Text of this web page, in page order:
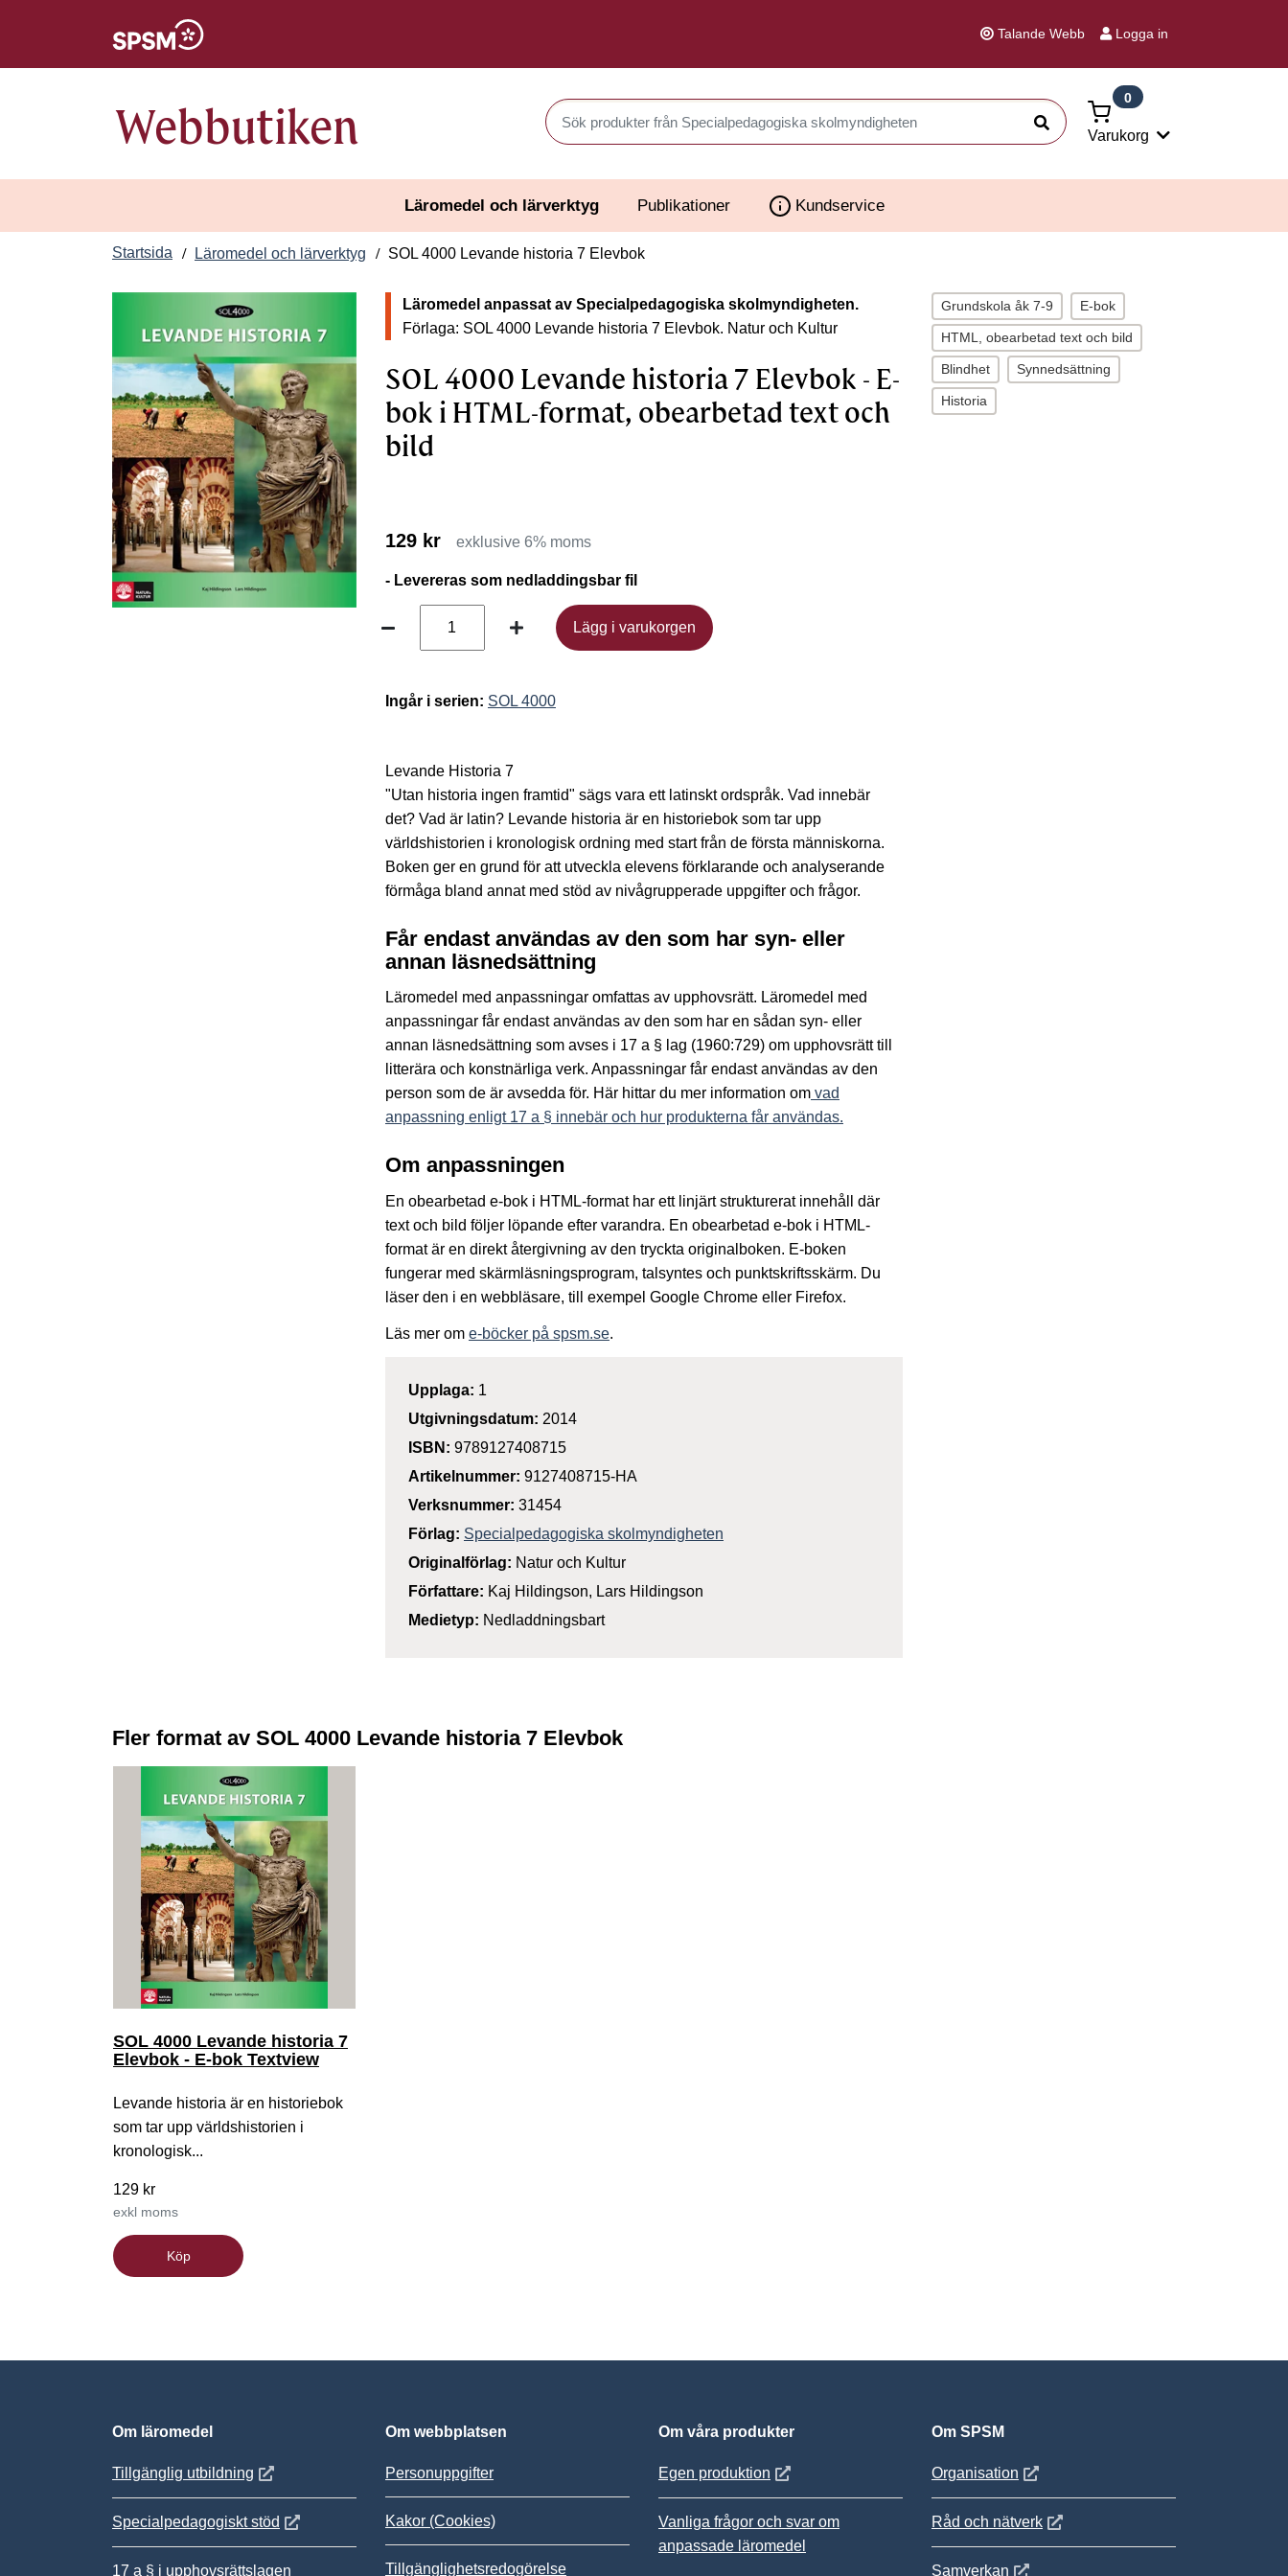
Talande Webb Logga in
Webbutiken Sök produkter i Webbutiken
Sök
Varukorg
0
Läromedel och lärverktyg Publikationer Kundservice
Startsida Läromedel och lärverktyg SOL 4000 Levande historia 7 Elevbok
Läromedel anpassat av Specialpedagogiska skolmyndigheten.
Förlaga: SOL 4000 Levande historia 7 Elevbok. Natur och Kultur
SOL 4000 Levande historia 7 Elevbok - E-
bok i HTML-format, obearbetad text och
bild
129 kr exklusive 6% moms
- Levereras som nedladdingsbar fil
Lägg i varukorgen
Lägg i varukorgen
Ingår i serien: SOL 4000
Levande Historia 7
"Utan historia ingen framtid" sägs vara ett latinskt ordspråk. Vad innebär
det? Vad är latin? Levande historia är en historiebok som tar upp
världshistorien i kronologisk ordning med start från de första människorna.
Boken ger en grund för att utveckla elevens förklarande och analyserande
förmåga bland annat med stöd av nivågrupperade uppgifter och frågor.
Får endast användas av den som har syn- eller
annan läsnedsättning
Läromedel med anpassningar omfattas av upphovsrätt. Läromedel med
anpassningar får endast användas av den som har en sådan syn- eller
annan läsnedsättning som avses i 17 a § lag (1960:729) om upphovsrätt till
litterära och konstnärliga verk. Anpassningar får endast användas av den
person som de är avsedda för. Här hittar du mer information omvad
anpassning enligt 17 a § innebär och hur produkterna får användas.
Om anpassningen
En obearbetad e-bok i HTML-format har ett linjärt strukturerat innehåll där
text och bild följer löpande efter varandra. En obearbetad e-bok i HTML-
format är en direkt återgivning av den tryckta originalboken. E-boken
fungerar med skärmläsningsprogram, talsyntes och punktskriftsskärm. Du
läser den i en webbläsare, till exempel Google Chrome eller Firefox.
Läs mer om e-böcker på spsm.se.
Upplaga: 1
Utgivningsdatum: 2014
ISBN: 9789127408715
Artikelnummer: 9127408715-HA
Verksnummer: 31454
Förlag: Specialpedagogiska skolmyndigheten
Originalförlag: Natur och Kultur
Författare: Kaj Hildingson, Lars Hildingson
Medietyp: Nedladdningsbart
Grundskola åk 7-9 E-bok
HTML, obearbetad text och bild
Blindhet Synnedsättning
Historia
Fler format av SOL 4000 Levande historia 7 Elevbok
SOL 4000 Levande historia 7
Elevbok - E-bok Textview
Levande historia är en historiebok
som tar upp världshistorien i
kronologisk...
129 kr
exkl moms
Köp
Om läromedel
Tillgänglig utbildning Öppnas i nytt fönster
Specialpedagogiskt stöd Öppnas i nytt fönster
17 a § i upphovsrättslagen
Om webbplatsen
Personuppgifter
Kakor (Cookies)
Tillgänglighetsredogörelse
Om våra produkter
Egen produktion Öppnas i nytt fönster
Vanliga frågor och svar om
anpassade läromedel
Om SPSM
Organisation Öppnas i nytt fönster
Råd och nätverkÖppnas i nytt fönster
Samverkan Öppnas i nytt fönster